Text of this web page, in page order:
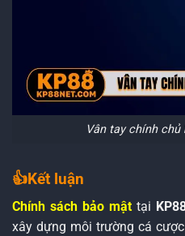
Vân tay chính
👍Kết luận
Chính sách bảo mật tại
xây dựng môi trường cá